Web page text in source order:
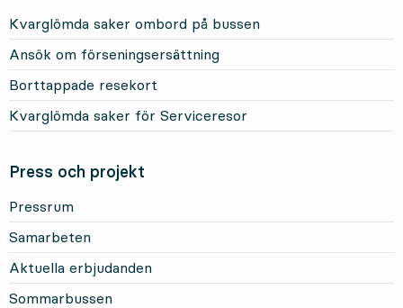
Kvarglömda saker ombord på bussen
Ansök om förseningsersättning
Borttappade resekort
Kvarglömda saker för Serviceresor
Press och projekt
Pressrum
Samarbeten
Aktuella erbjudanden
Sommarbussen